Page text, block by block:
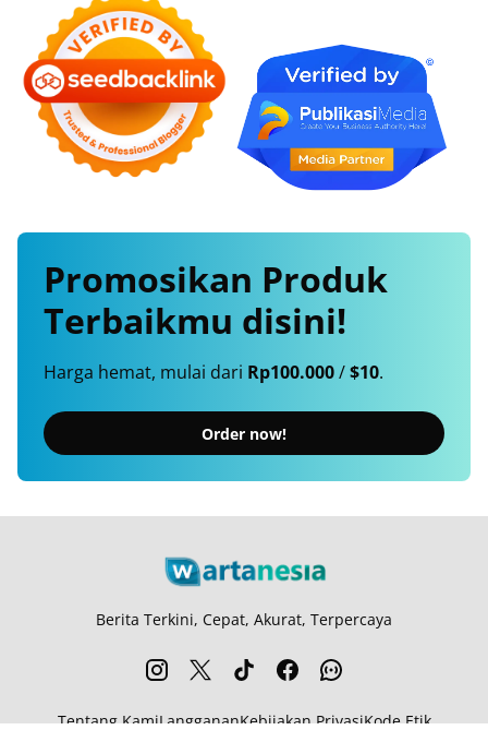
Promosikan Produk
Terbaikmu disini!
Harga hemat, mulai dari Rp100.000/$10.
Order now!
Berita Terkini, Cepat, Akurat, Terpercaya
Tentang KamiLanggananKebijakan PrivasiKode Etik